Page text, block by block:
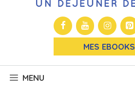
MES EBOOKS
MENU